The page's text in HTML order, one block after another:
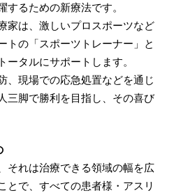
するための新療法です。
家は、激しいプロスポーツなど
トの「スポーツトレーナー」と
ータルにサポートします。
、現場での応急処置などを通じ
三脚で勝利を目指し、その喜び
それは治療できる領域の幅を広
とで、すべての患者様・アスリ